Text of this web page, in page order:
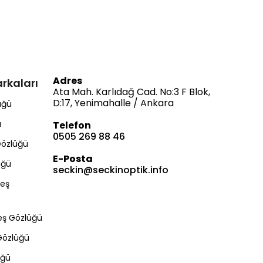
Gözlüğü
Adres
Ata Mah. Karlıdağ Cad. No:3 F Blok,
D:17, Yenimahalle / Ankara
Telefon
0505 269 88 46
E-Posta
seckin@seckinoptik.info
Bize Ulaşın